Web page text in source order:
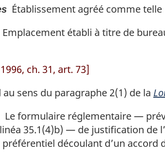
Établissement agréé comme
Emplacement établi à titre de
ch. 31, art. 73]
au sens du paragraphe 2(1) de la
Le formulaire réglementaire —
35.1(4)b) — de justification de
découlant d’un accord